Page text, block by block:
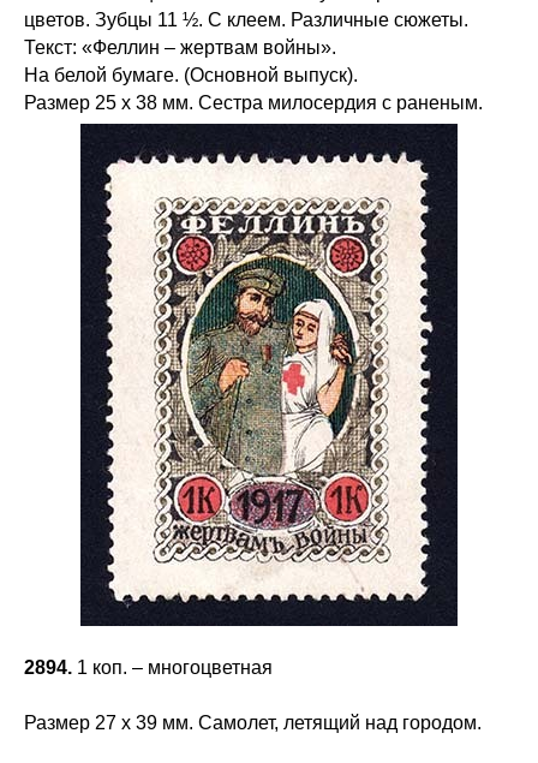
цветов. Зубцы 11 ½. С клеем. Различные сюжеты.
Текст: «Феллин – жертвам войны».
На белой бумаге. (Основной выпуск).
Размер 25 х 38 мм. Сестра милосердия с раненым.
2894. 1 коп. – многоцветная
Размер 27 х 39 мм. Самолет, летящий над городом.